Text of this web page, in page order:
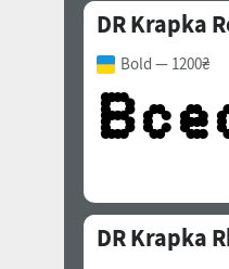
DR Krapka
Bold — 1200₴
DR Krapka